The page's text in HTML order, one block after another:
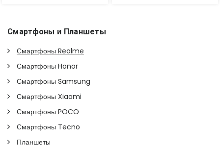
Смартфоны и Планшеты
Смартфоны Realme
Смартфоны Honor
Смартфоны Samsung
Смартфоны Xiaomi
Смартфоны POCO
Смартфоны Tecno
Планшеты